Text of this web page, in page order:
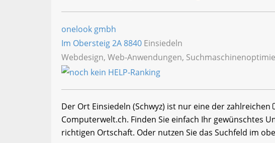
onelook gmbh
Im Obersteig 2A8840 Einsiedeln
Webdesign, Web-Anwendungen,
Der Ort Einsiedeln (Schwyz) ist nur eine der zahlreichen
Computerwelt.ch. Finden Sie einfach Ihr gewünschtes
richtigen Ortschaft. Oder nutzen Sie das Suchfeld im